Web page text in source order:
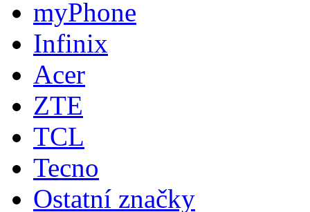
myPhone
Infinix
Acer
ZTE
TCL
Tecno
Ostatní značky